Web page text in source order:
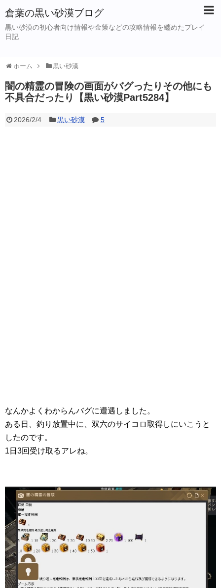
倉葉の黒い砂漠ブログ
黒い砂漠の初心者向け情報や金策などの攻略情報を纏めたプレイ
日記
ホーム 黒い砂漠
闇の精霊の冒険の画面がバグったりその他にも
不具合だったり【黒い砂漠Part5284】
2026/2/4 黒い砂漠 5
なんかよくわからんバグに遭遇しました。
ある日、釣り放置中に、双六のサイコロ取得しにいこうと
したのです。
1日3回受け取るアレね。